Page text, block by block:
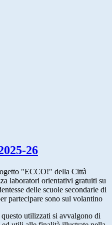
26
"ECCO!" della Città
laboratori orientativi gratuiti su
delle scuole secondarie di
partecipare sono sul volantino
utilizzati si avvalgono di